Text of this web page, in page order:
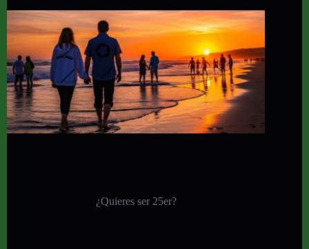
¿Quieres ser 25er?